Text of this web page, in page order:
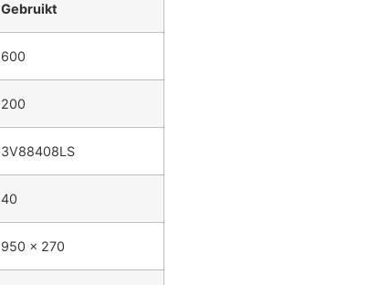
Gebruikt
600
200
3V88408LS
40
950 x 270